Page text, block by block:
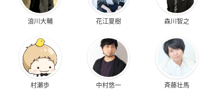
浪川大輔 花江夏樹 森川智之
村瀬歩 中村悠一 斉藤壮馬